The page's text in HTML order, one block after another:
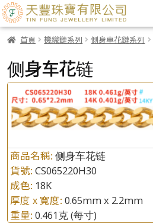
首頁 機織鏈系列 側身車花鏈系列
侧身车花链
商品名稱: 侧身车花链
貨號: CS065220H30
成色: 18K
厚度 x 寬度: 0.65mm x 2.2mm
重量: 0.461克(每寸)